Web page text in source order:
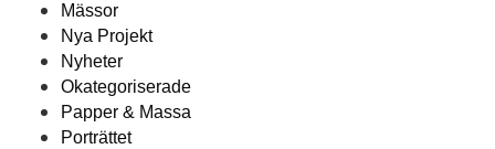
Mässor
Nya Projekt
Nyheter
Okategoriserade
Papper & Massa
Porträttet